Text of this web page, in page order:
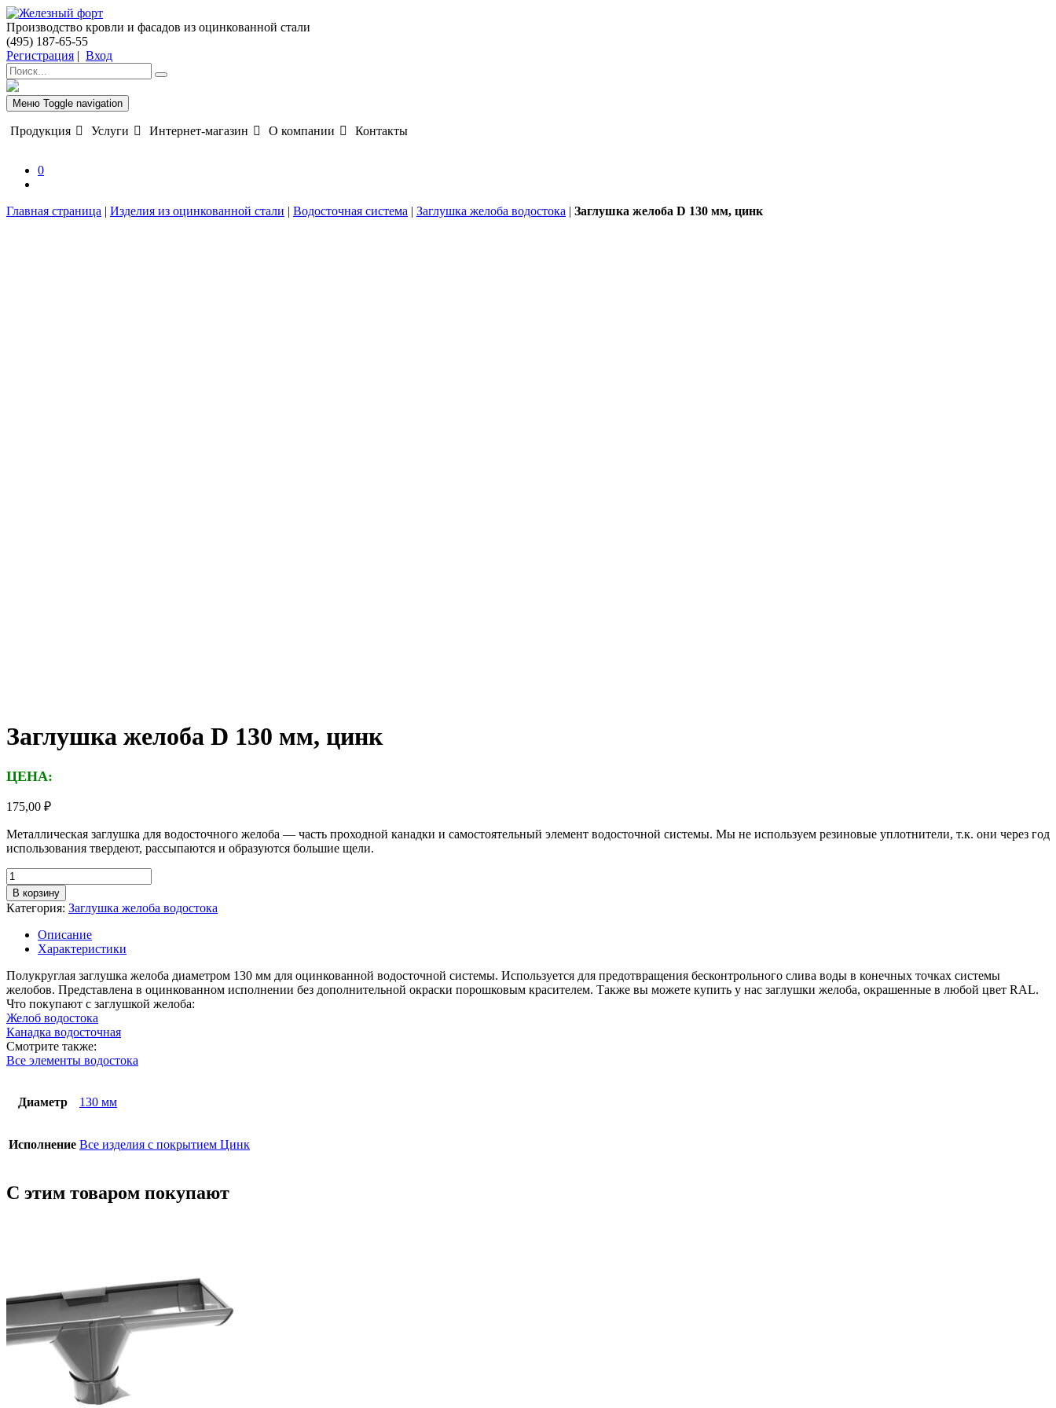
Производство кровли и фасадов из оцинкованной стали
(495) 187-65-55
Регистрация | Вход
Меню Toggle navigation
Продукция Услуги Интернет-магазин О компании Контакты
0
Главная страница | Изделия из оцинкованной стали | Водосточная система | Заглушка желоба водостока | Заглушка желоба D 130 мм, цинк
Заглушка желоба D 130 мм, цинк
ЦЕНА:
175,00 ₽
Металлическая заглушка для водосточного желоба — часть проходной канадки и самостоятельный элемент водосточной системы. Мы не используем резиновые уплотнители, т.к. они через год
использования твердеют, рассыпаются и образуются большие щели.
Количество
товара
Заглушка
желоба
цинк
В корзину
Категория: Заглушка желоба водостока
Описание
Характеристики
Полукруглая заглушка желоба диаметром 130 мм для оцинкованной водосточной системы. Используется для предотвращения бесконтрольного слива воды в конечных точках системы
желобов. Представлена в оцинкованном исполнении без дополнительной окраски порошковым красителем. Также вы можете купить у нас заглушки желоба, окрашенные в любой цвет RAL.
Что покупают с заглушкой желоба:
Желоб водостока
Канадка водосточная
Смотрите также:
Все элементы водостока
Диаметр 130 мм
Исполнение Все изделия с покрытием Цинк
С этим товаром покупают